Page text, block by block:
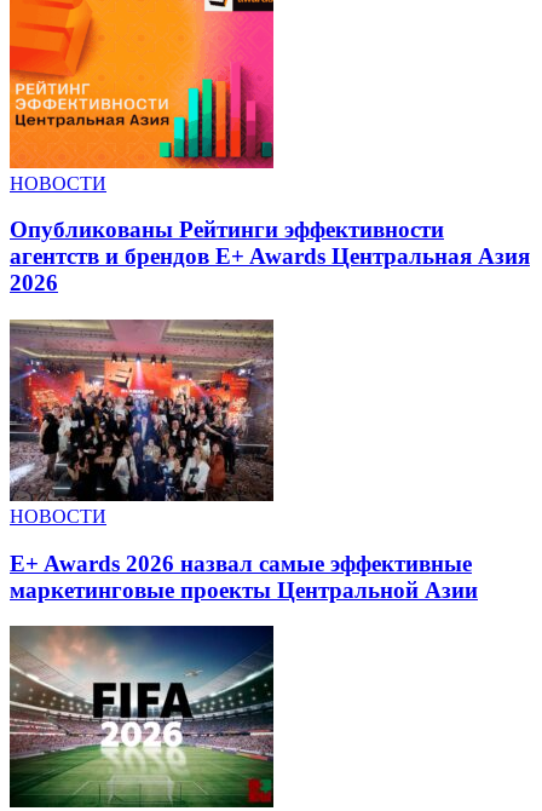
НОВОСТИ
Опубликованы Рейтинги эффективности
агентств и брендов E+ Awards Центральная Азия
2026
НОВОСТИ
E+ Awards 2026 назвал самые эффективные
маркетинговые проекты Центральной Азии